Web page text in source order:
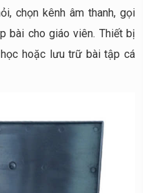
chọn kênh âm thanh, gọi
bài cho giáo viên. Thiết bị
hoặc lưu trữ bài tập cá